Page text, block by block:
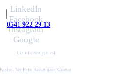
0541 922 29 13
LinkedIn
Facebook
Instagram
Google
Gizlilik Sözleşmesi
Kişisel Verilerin Korunması Kanunu